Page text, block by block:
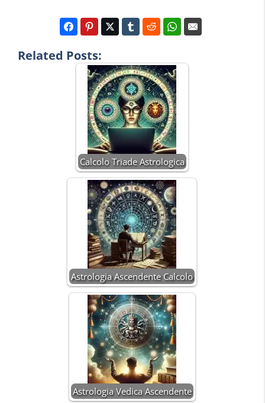
Related Posts:
Calcolo Triade Astrologica
Astrologia Ascendente Calcolo
Astrologia Vedica Ascendente